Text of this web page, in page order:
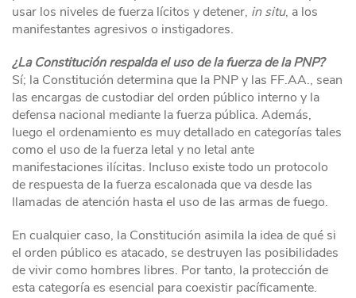
usar los niveles de fuerza lícitos y detener, in situ, a los
manifestantes agresivos o instigadores.
¿La Constitución respalda el uso de la fuerza de la PNP?
Sí; la Constitución determina que la PNP y las FF.AA., sean
las encargas de custodiar del orden público interno y la
defensa nacional mediante la fuerza pública. Además,
luego el ordenamiento es muy detallado en categorías tales
como el uso de la fuerza letal y no letal ante
manifestaciones ilícitas. Incluso existe todo un protocolo
de respuesta de la fuerza escalonada que va desde las
llamadas de atención hasta el uso de las armas de fuego.
En cualquier caso, la Constitución asimila la idea de qué si
el orden público es atacado, se destruyen las posibilidades
de vivir como hombres libres. Por tanto, la protección de
esta categoría es esencial para coexistir pacíficamente.